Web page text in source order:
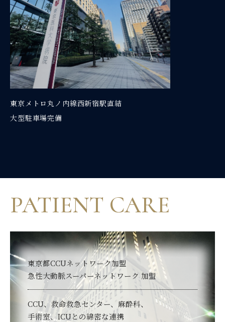
東京メトロ丸ノ内線西新宿駅直結
大型駐車場完備
PATIENT CARE
東京都CCUネットワーク加盟
急性大動脈スーパーネットワーク 加盟
CCU、救命救急センター、麻酔科、
手術室、ICUとの綿密な連携